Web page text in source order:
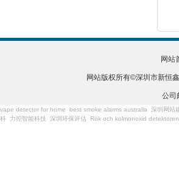
网站
网站版权所有©深圳市新恒
公司
vape detector for home best smoke alarms australia 深圳网站
科
力控智能科技 深圳环保评估 Rök och kolmonoxid detektoren